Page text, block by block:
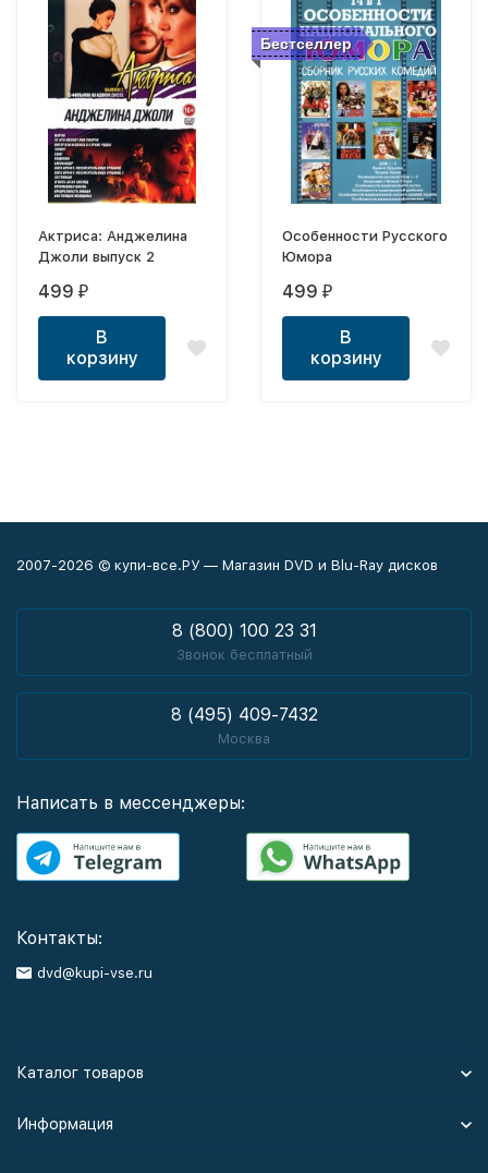
Актриса: Анджелина
Джоли выпуск 2
499 ₽
В
корзину
Бестселлер
Особенности Русского
Юмора
499 ₽
В
корзину
2007-2026 © купи-все.РУ — Магазин DVD и Blu-Ray дисков
8 (800) 100 23 31
Звонок бесплатный
8 (495) 409-7432
Москва
Написать в мессенджеры:
Контакты:
dvd@kupi-vse.ru
Каталог товаров
Информация